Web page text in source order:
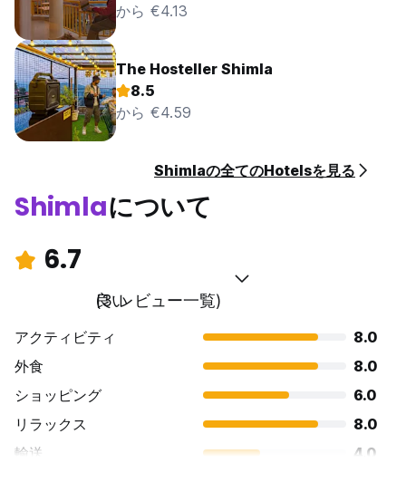
から €4.13
The Hosteller Shimla
8.5
から €4.59
Shimlaの全てのHotelsを見る
Shimlaについて
6.7
良い
(3 レビュー一覧)
アクティビティ
8.0
外食
8.0
ショッピング
6.0
リラックス
8.0
輸送
4.0